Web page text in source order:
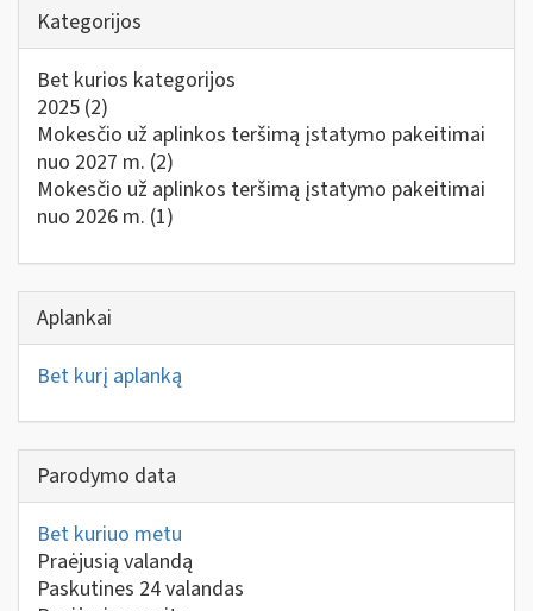
Kategorijos
Bet kurios kategorijos
2025 (2)
Mokesčio už aplinkos teršimą įstatymo pakeitimai
nuo 2027 m. (2)
Mokesčio už aplinkos teršimą įstatymo pakeitimai
nuo 2026 m. (1)
Aplankai
Bet kurį aplanką
Parodymo data
Bet kuriuo metu
Praėjusią valandą
Paskutines 24 valandas